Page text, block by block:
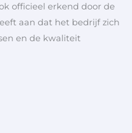
officieel erkend door de
aan dat het bedrijf zich
en de kwaliteit